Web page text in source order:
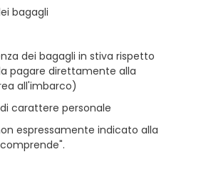
bagagli
dei bagagli in stiva rispetto
pagare direttamente alla
all'imbarco)
carattere personale
espressamente indicato alla